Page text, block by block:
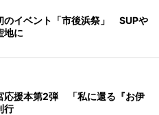
のイベント「市後浜祭」 SUPや
地に
応援本第2弾 「私に還る『お伊
行